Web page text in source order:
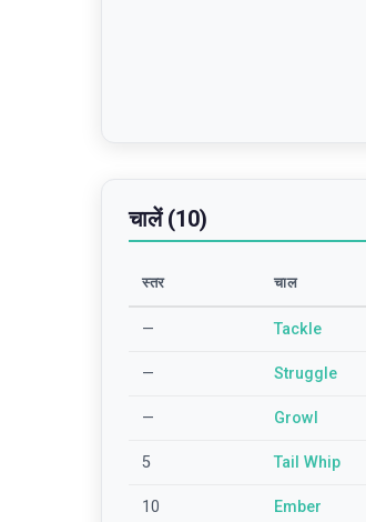
चालें (10)
स्तर चाल
— Tackle
— Struggle
— Growl
5 Tail Whip
10 Ember